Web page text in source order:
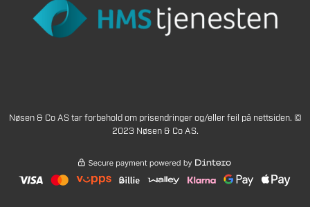
Nøsen & Co AS tar forbehold om prisendringer og/eller feil på nettsiden. ©
2023 Nøsen & Co AS.